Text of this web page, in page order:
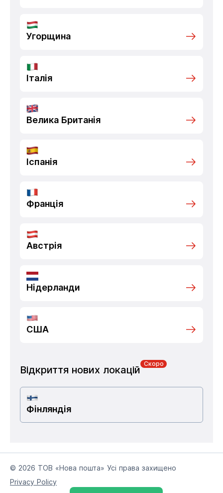
Угорщина
Італія
Велика Британія
Іспанія
Франція
Австрія
Нідерланди
США
Відкриття нових локацій
Скоро
Фінляндія
© 2026 ТОВ «Нова пошта» Усі права захищено
Privacy Policy